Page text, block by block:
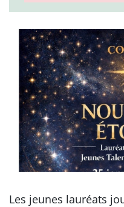
Les jeunes lauréats